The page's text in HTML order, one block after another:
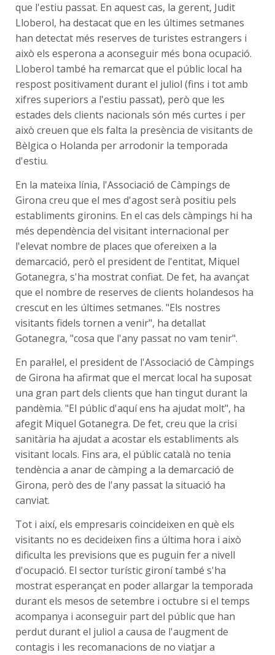
que l'estiu passat. En aquest cas, la gerent, Judit
Lloberol, ha destacat que en les últimes setmanes
han detectat més reserves de turistes estrangers i
això els esperona a aconseguir més bona ocupació.
Lloberol també ha remarcat que el públic local ha
respost positivament durant el juliol (fins i tot amb
xifres superiors a l'estiu passat), però que les
estades dels clients nacionals són més curtes i per
això creuen que els falta la presència de visitants de
Bèlgica o Holanda per arrodonir la temporada
d'estiu.
En la mateixa línia, l'Associació de Càmpings de
Girona creu que el mes d'agost serà positiu pels
establiments gironins. En el cas dels càmpings hi ha
més dependència del visitant internacional per
l'elevat nombre de places que ofereixen a la
demarcació, però el president de l'entitat, Miquel
Gotanegra, s'ha mostrat confiat. De fet, ha avançat
que el nombre de reserves de clients holandesos ha
crescut en les últimes setmanes. "Els nostres
visitants fidels tornen a venir", ha detallat
Gotanegra, "cosa que l'any passat no vam tenir".
En paral·lel, el president de l'Associació de Càmpings
de Girona ha afirmat que el mercat local ha suposat
una gran part dels clients que han tingut durant la
pandèmia. "El públic d'aquí ens ha ajudat molt", ha
afegit Miquel Gotanegra. De fet, creu que la crisi
sanitària ha ajudat a acostar els establiments als
visitant locals. Fins ara, el públic català no tenia
tendència a anar de càmping a la demarcació de
Girona, però des de l'any passat la situació ha
canviat.
Tot i així, els empresaris coincideixen en què els
visitants no es decideixen fins a última hora i això
dificulta les previsions que es puguin fer a nivell
d'ocupació. El sector turístic gironí també s'ha
mostrat esperançat en poder allargar la temporada
durant els mesos de setembre i octubre si el temps
acompanya i aconseguir part del públic que han
perdut durant el juliol a causa de l'augment de
contagis i les recomanacions de no viatjar a